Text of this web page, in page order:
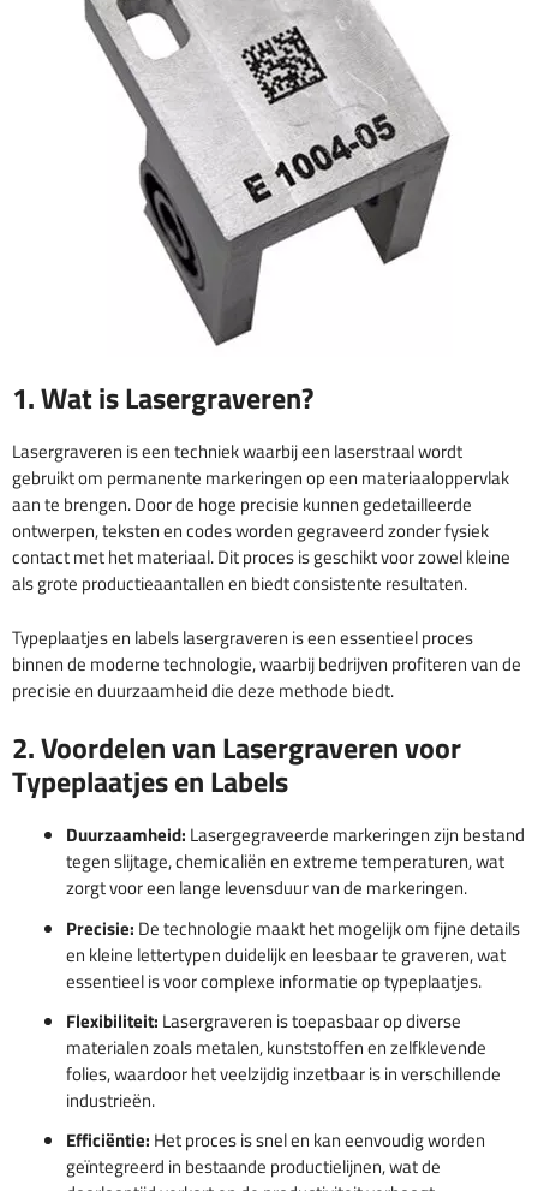
1. Wat is Lasergraveren?
Lasergraveren is een techniek waarbij een laserstraal wordt
gebruikt om permanente markeringen op een materiaaloppervlak
aan te brengen. Door de hoge precisie kunnen gedetailleerde
ontwerpen, teksten en codes worden gegraveerd zonder fysiek
contact met het materiaal. Dit proces is geschikt voor zowel kleine
als grote productieaantallen en biedt consistente resultaten.
Typeplaatjes en labels lasergraveren is een essentieel proces
binnen de moderne technologie, waarbij bedrijven profiteren van de
precisie en duurzaamheid die deze methode biedt.
2. Voordelen van Lasergraveren voor
Typeplaatjes en Labels
Duurzaamheid: Lasergegraveerde markeringen zijn bestand
tegen slijtage, chemicaliën en extreme temperaturen, wat
zorgt voor een lange levensduur van de markeringen.
Precisie: De technologie maakt het mogelijk om fijne details
en kleine lettertypen duidelijk en leesbaar te graveren, wat
essentieel is voor complexe informatie op typeplaatjes.
Flexibiliteit: Lasergraveren is toepasbaar op diverse
materialen zoals metalen, kunststoffen en zelfklevende
folies, waardoor het veelzijdig inzetbaar is in verschillende
industrieën.
Efficiëntie: Het proces is snel en kan eenvoudig worden
geïntegreerd in bestaande productielijnen, wat de